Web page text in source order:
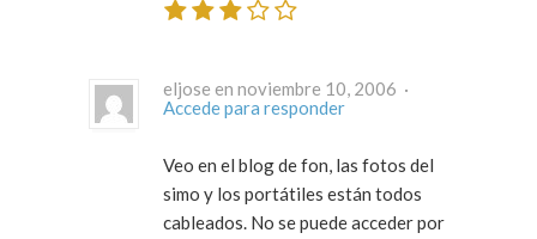
eljose en noviembre 10, 2006 ·
Accede para responder
Veo en el blog de fon, las fotos del
simo y los portátiles están todos
cableados. No se puede acceder por